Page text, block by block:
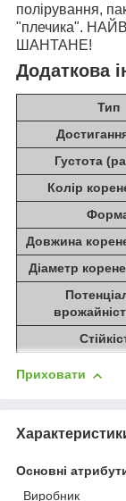
полірування,
"плечика".
ШАНТАНЕ!
Додаткова
Тип
Густота
Колір
Довжина
Діаметр
Приховати
Основні
Виробник